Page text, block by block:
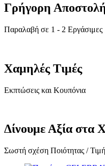
Γρήγορη
Παραλαβή σε 1 - 2 Εργάσιμες
Χαμηλές Τιμές
Εκπτώσεις και Κουπόνια
Δίνουμε Αξία στα
Σωστή σχέση Ποιότητας /